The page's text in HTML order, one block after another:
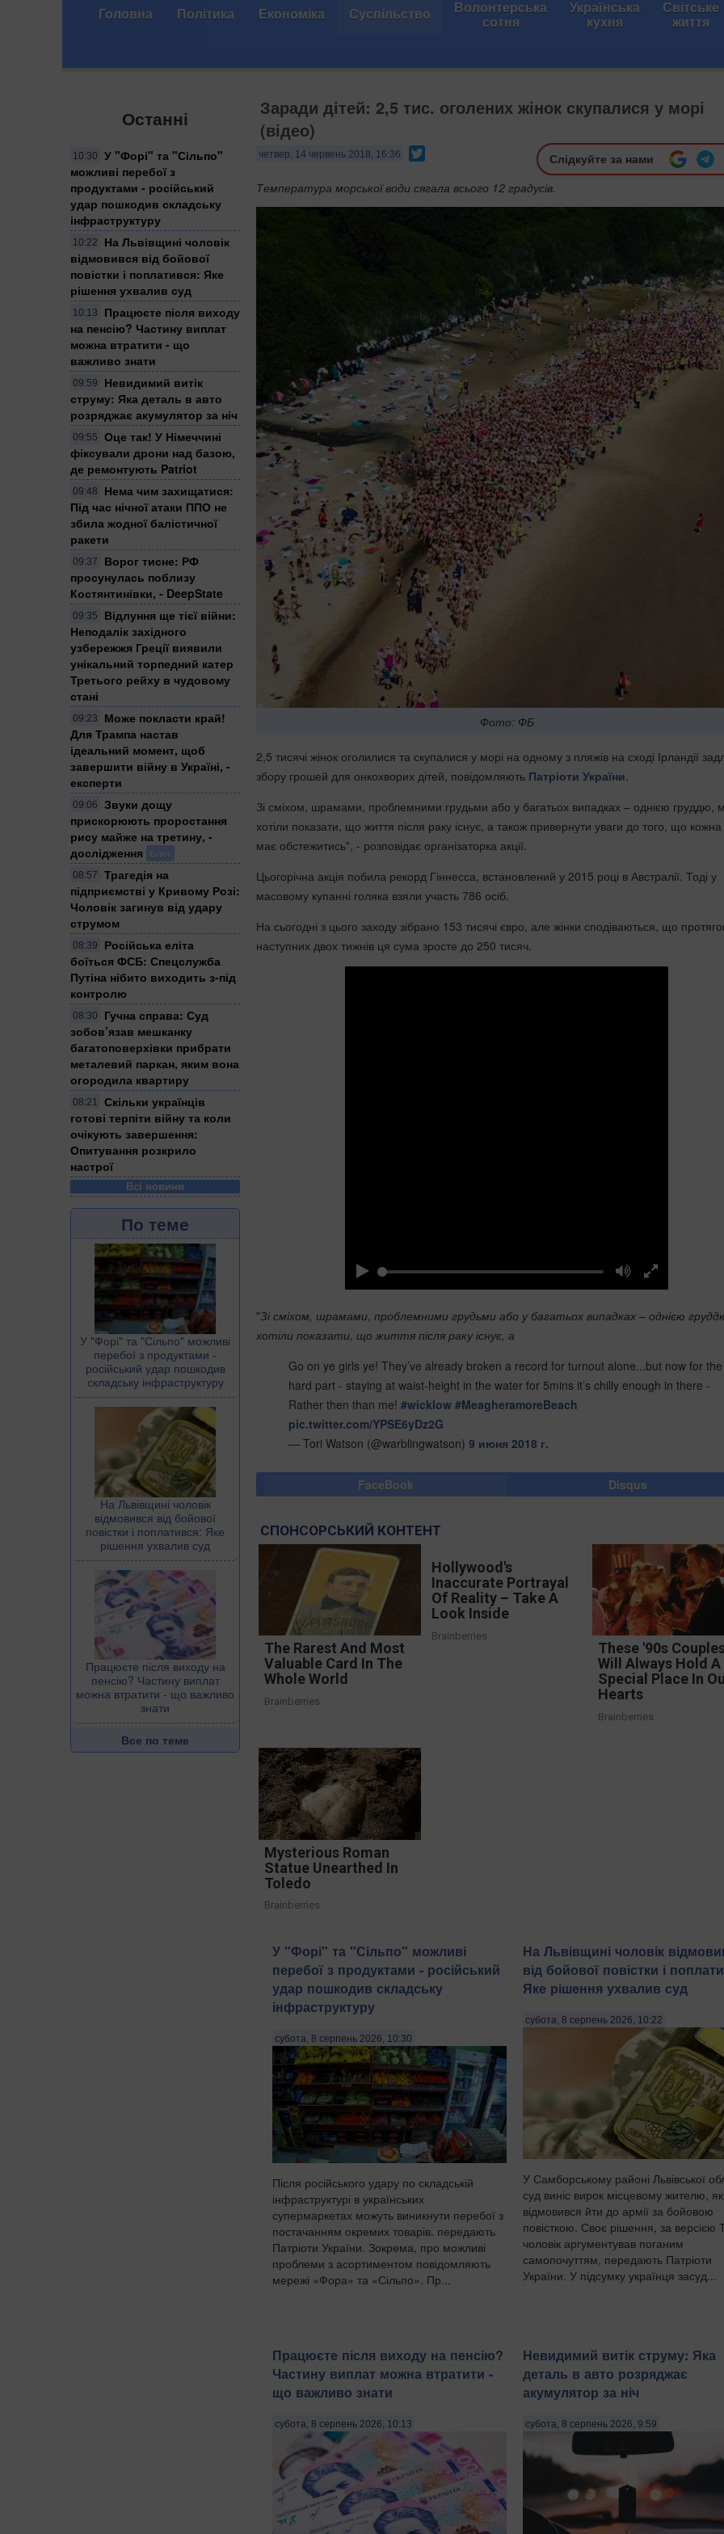
Головна Політика Економіка Суспільство Волонтерська
сотня
Українська
кухня
Світське
життя
Останні
10:30
У "Форі" та "Сільпо"
можливі перебої з
продуктами - російський
удар пошкодив складську
інфраструктуру
10:22
На Львівщині чоловік
відмовився від бойової
повістки і поплатився: Яке
рішення ухвалив суд
10:13
Працюєте після виходу
на пенсію? Частину виплат
можна втратити - що
важливо знати
09:59
Невидимий витік
струму: Яка деталь в авто
розряджає акумулятор за ніч
09:55
Оце так! У Німеччині
фіксували дрони над базою,
де ремонтують Patriot
09:48
Нема чим захищатися:
Під час нічної атаки ППО не
збила жодної балістичної
ракети
09:37
Ворог тисне: РФ
просунулась поблизу
Костянтинівки, - DeepState
09:35
Відлуння ще тієї війни:
Неподалік західного
узбережжя Греції виявили
унікальний торпедний катер
Третього рейху в чудовому
стані
09:23
Може покласти край!
Для Трампа настав
ідеальний момент, щоб
завершити війну в Україні, -
експерти
09:06
Звуки дощу
прискорюють проростання
рису майже на третину, -
дослідження
Блог
08:57
Трагедія на
підприємстві у Кривому Розі:
Чоловік загинув від удару
струмом
08:39
Російська еліта
боїться ФСБ: Спецслужба
Путіна нібито виходить з-під
контролю
08:30
Гучна справа: Суд
зобов’язав мешканку
багатоповерхівки прибрати
металевий паркан, яким вона
огородила квартиру
08:21
Скільки українців
готові терпіти війну та коли
очікують завершення:
Опитування розкрило
настрої
Всі новини
По теме
У "Форі" та "Сільпо" можливі
перебої з продуктами -
російський удар пошкодив
складську інфраструктуру
На Львівщині чоловік
відмовився від бойової
повістки і поплатився: Яке
рішення ухвалив суд
Працюєте після виходу на
пенсію? Частину виплат
можна втратити - що важливо
знати
Все по теме
Заради дітей: 2,5 тис. оголених жінок скупалися у морі
(відео)
четвер, 14 червень 2018, 16:36 Слідкуйте за нами
Температура морської води сягала всього 12 градусів.
Фото: ФБ
2,5 тисячі жінок оголилися та скупалися у морі на одному з пляжів на сході Ірландії
збору грошей для онкохворих дітей, повідомляють Патріоти України.
Зі сміхом, шрамами, проблемними грудьми або у багатьох випадках – однією груддю,
хотіли показати, що життя після раку існує, а також привернути уваги до того, що кожна
має обстежитись", - розповідає організаторка акції.
Цьогорічна акція побила рекорд Гіннесса, встановлений у 2015 році в Австралії. Тоді у
масовому купанні голяка взяли участь 786 осіб.
На сьогодні з цього заходу зібрано 153 тисячі євро, але жінки сподіваються, що
наступних двох тижнів ця сума зросте до 250 тисяч.
"Зі сміхом, шрамами, проблемними грудьми або у багатьох випадках – однією
хотіли показати, що життя після раку існує, а
Go on ye girls ye! They’ve already broken a record for turnout alone...but now for the
hard part - staying at waist-height in the water for 5mins it’s chilly enough in there -
Rather then than me! #wicklow #MeagheramoreBeach
pic.twitter.com/YPSE6yDz2G
— Tori Watson (@warblingwatson) 9 июня 2018 г.
FaceBook Disqus
СПОНСОРСЬКИЙ КОНТЕНТ
The Rarest And Most
Valuable Card In The
Whole World
Brainberries
Hollywood's
Inaccurate Portrayal
Of Reality – Take A
Look Inside
Brainberries
These '90s
Will Always Hold A
Special Place In
Hearts
Brainberries
Mysterious Roman
Statue Unearthed In
Toledo
Brainberries
У "Форі" та "Сільпо" можливі
перебої з продуктами - російський
удар пошкодив складську
інфраструктуру
субота, 8 серпень 2026, 10:30
Після російського удару по складській
інфраструктурі в українських
супермаркетах можуть виникнути перебої з
постачанням окремих товарів. передають
Патріоти України. Зокрема, про можливі
проблеми з асортиментом повідомляють
мережі «Фора» та «Сільпо». Пр...
На Львівщині чоловік
від бойової повістки і
Яке рішення ухвалив суд
субота, 8 серпень 2026, 10:22
У Самборському районі Львівської
суд виніс вирок місцевому жителю,
відмовився йти до армії за бойовою
повісткою. Своє рішення, за версією
чоловік аргументував поганим
самопочуттям, передають Патріоти
України. У підсумку українця засуд...
Працюєте після виходу на пенсію?
Частину виплат можна втратити -
що важливо знати
субота, 8 серпень 2026, 10:13
Невидимий витік струму: Яка
деталь в авто розряджає
акумулятор за ніч
субота, 8 серпень 2026, 9:59